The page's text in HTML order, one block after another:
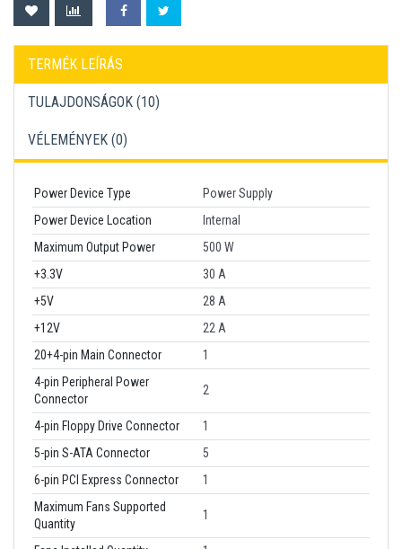
TERMÉK LEÍRÁS
TULAJDONSÁGOK (10)
VÉLEMÉNYEK (0)
Power Device Type
Power Supply
Power Device Location
Internal
Maximum Output Power
500 W
+3.3V
30 A
+5V
28 A
+12V
22 A
20+4-pin Main Connector
1
4-pin Peripheral Power
Connector
2
4-pin Floppy Drive Connector
1
5-pin S-ATA Connector
5
6-pin PCI Express Connector
1
Maximum Fans Supported
Quantity
1